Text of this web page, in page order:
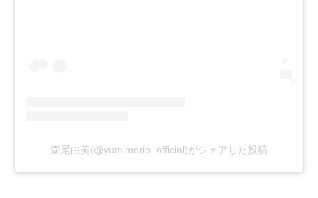
森尾由美(@yumimorio_official)がシェアした投稿